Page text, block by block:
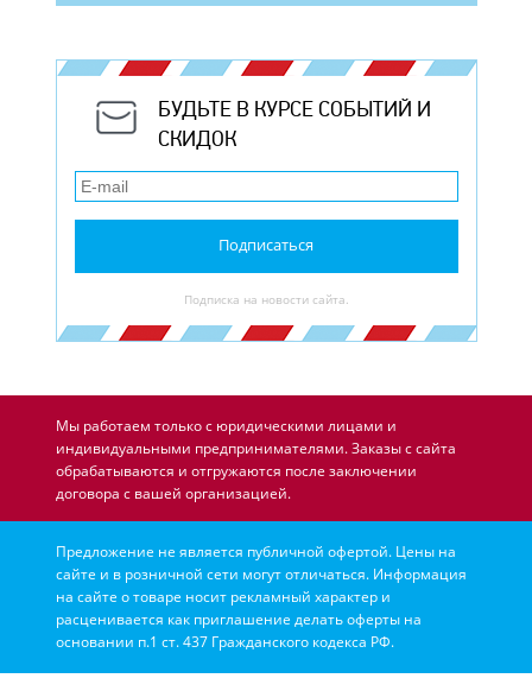
БУДЬТЕ В КУРСЕ СОБЫТИЙ И
СКИДОК
Подписаться
Подписка на новости сайта.
Мы работаем только с юридическими лицами и
индивидуальными предпринимателями. Заказы с сайта
обрабатываются и отгружаются после заключении
договора с вашей организацией.
Предложение не является публичной офертой. Цены на
сайте и в розничной сети могут отличаться. Информация
на сайте о товаре носит рекламный характер и
расценивается как приглашение делать оферты на
основании п.1 ст. 437 Гражданского кодекса РФ.